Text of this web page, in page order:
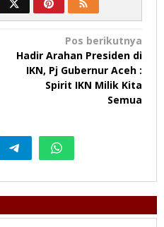
Pos berikutnya
Hadir Arahan Presiden di
IKN, Pj Gubernur Aceh :
Spirit IKN Milik Kita
Semua